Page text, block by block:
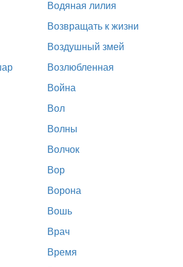
Водяная лилия
Возвращать к жизни
Воздушный змей
Возлюбленная
Война
Вол
Волны
Волчок
Вор
Ворона
Вошь
Врач
Время